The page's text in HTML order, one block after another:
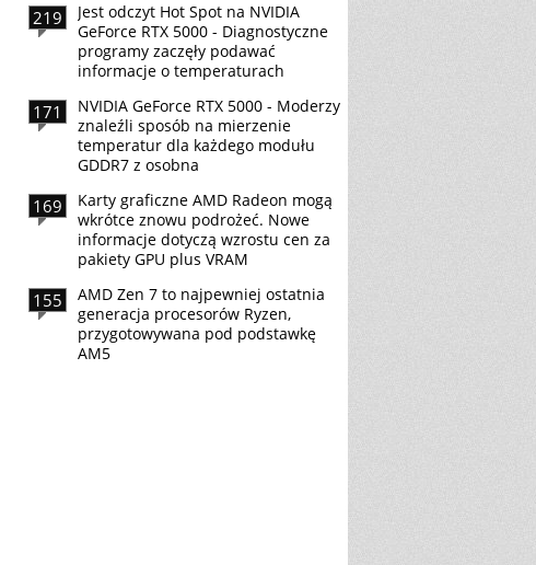
219
Jest odczyt Hot Spot na NVIDIA
GeForce RTX 5000 - Diagnostyczne
programy zaczęły podawać
informacje o temperaturach
171
NVIDIA GeForce RTX 5000 - Moderzy
znaleźli sposób na mierzenie
temperatur dla każdego modułu
GDDR7 z osobna
169
Karty graficzne AMD Radeon mogą
wkrótce znowu podrożeć. Nowe
informacje dotyczą wzrostu cen za
pakiety GPU plus VRAM
155
AMD Zen 7 to najpewniej ostatnia
generacja procesorów Ryzen,
przygotowywana pod podstawkę
AM5